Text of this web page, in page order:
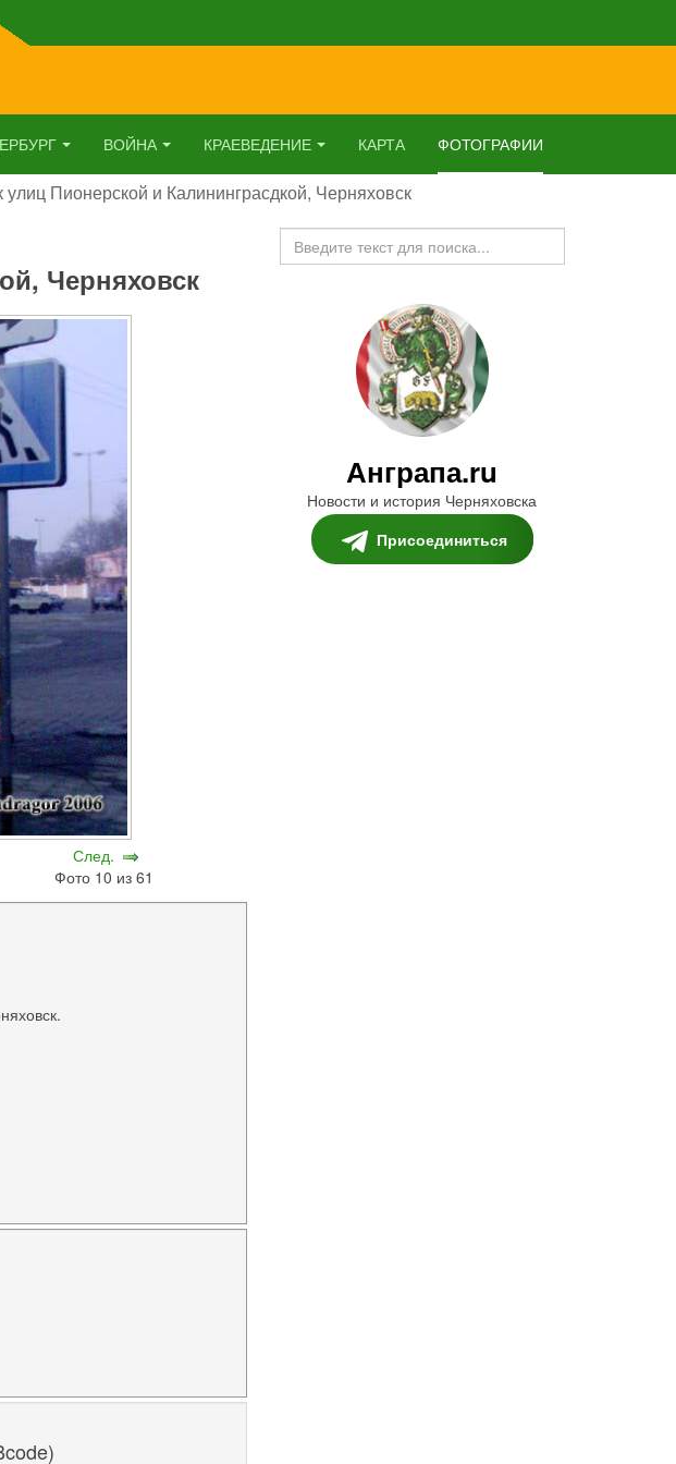
ВОЙНА КРАЕВЕДЕНИЕ КАРТА ФОТОГРАФИИ
улиц Пионерской и Калининграсдкой, Черняховск
Черняховск
След.
Фото 10 из 61
Искать...
Анграпа.ru
Новости и история Черняховска
Присоединиться